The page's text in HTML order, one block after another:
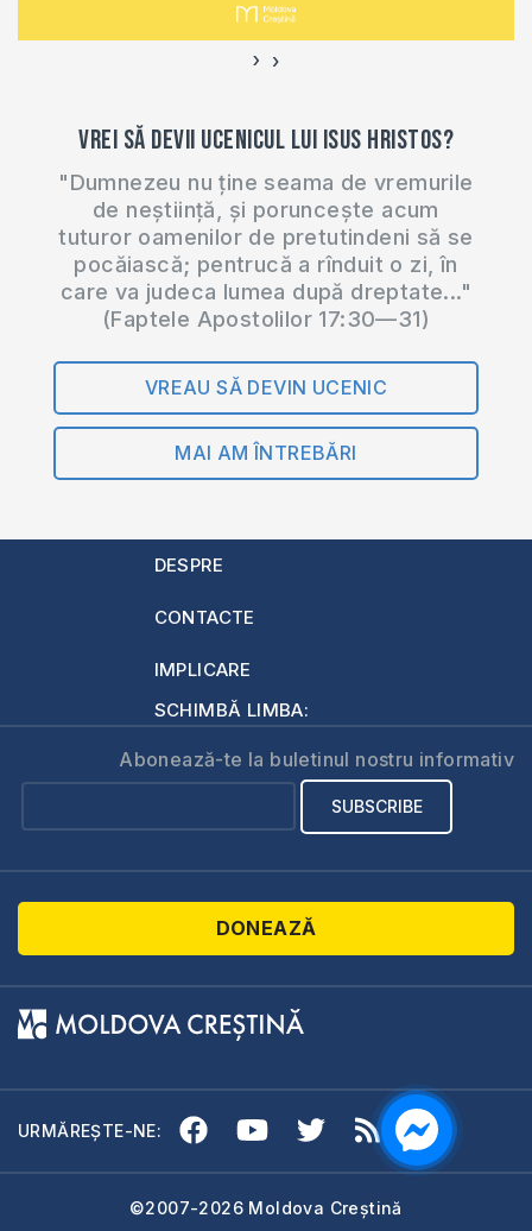
‹ ›
Vrei să devii ucenicul lui Isus Hristos?
"Dumnezeu nu ține seama de vremurile
de neștiință, și poruncește acum
tuturor oamenilor de pretutindeni să se
pocăiască; pentrucă a rînduit o zi, în
care va judeca lumea după dreptate..."
(Faptele Apostolilor 17:30—31)
VREAU SĂ DEVIN UCENIC
MAI AM ÎNTREBĂRI
DESPRE
CONTACTE
IMPLICARE
SCHIMBĂ LIMBA:
Abonează-te la buletinul nostru informativ
DONEAZĂ
URMĂREȘTE-NE:
©2007-2026 Moldova Creștină